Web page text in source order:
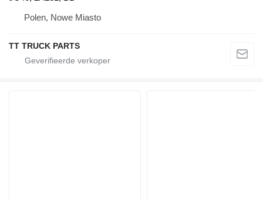
Polen, Nowe Miasto
TT TRUCK PARTS